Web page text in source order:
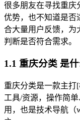
很多朋友在寻找重庆
优势，也不知道是否
合大量用户反馈，为
判断是否符合需求。
1.1 重庆分类 是什
重庆分类是一款主打
工具/资源，操作简
用，也是技术导航（